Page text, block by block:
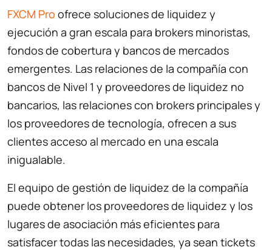
FXCM Pro ofrece soluciones de liquidez y
ejecución a gran escala para brokers minoristas,
fondos de cobertura y bancos de mercados
emergentes. Las relaciones de la compañía con
bancos de Nivel 1 y proveedores de liquidez no
bancarios, las relaciones con brokers principales y
los proveedores de tecnología, ofrecen a sus
clientes acceso al mercado en una escala
inigualable.
El equipo de gestión de liquidez de la compañía
puede obtener los proveedores de liquidez y los
lugares de asociación más eficientes para
satisfacer todas las necesidades, ya sean tickets